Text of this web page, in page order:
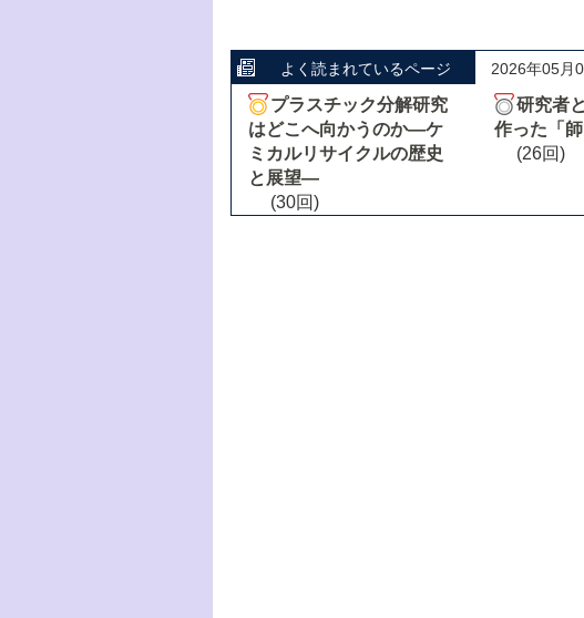
よく読まれているページ 2026年05月
プラスチック分解研究
はどこへ向かうのか―ケ
ミカルリサイクルの歴史
と展望―
(30回)
研究者
作った「
(26回)